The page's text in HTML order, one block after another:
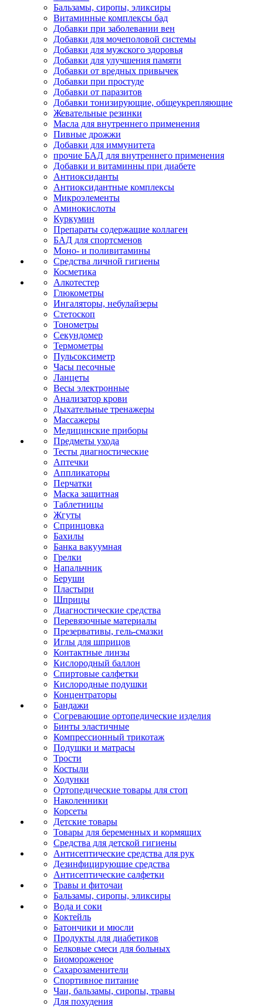
Бальзамы, сиропы, эликсиры
Витаминные комплексы бад
Добавки при заболевании вен
Добавки для мочеполовой системы
Добавки для мужского здоровья
Добавки для улучшения памяти
Добавки от вредных привычек
Добавки при простуде
Добавки от паразитов
Добавки тонизирующие, общеукрепляющие
Жевательные резинки
Масла для внутреннего применения
Пивные дрожжи
Добавки для иммунитета
прочие БАД для внутреннего применения
Добавки и витаминны при диабете
Антиоксиданты
Антиоксидантные комплексы
Микроэлементы
Аминокислоты
Куркумин
Препараты содержащие коллаген
БАД для спортсменов
Моно- и поливитамины
Средства личной гигиены
Косметика
Алкотестер
Глюкометры
Ингаляторы, небулайзеры
Стетоскоп
Тонометры
Секундомер
Термометры
Пульсоксиметр
Часы песочные
Ланцеты
Весы электронные
Анализатор крови
Дыхательные тренажеры
Массажеры
Медицинские приборы
Предметы ухода
Тесты диагностические
Аптечки
Аппликаторы
Перчатки
Маска защитная
Таблетницы
Жгуты
Спринцовка
Бахилы
Банка вакуумная
Грелки
Напальчник
Беруши
Пластыри
Шприцы
Диагностические средства
Перевязочные материалы
Презервативы, гель-смазки
Иглы для шприцов
Контактные линзы
Кислородный баллон
Спиртовые салфетки
Кислородные подушки
Концентраторы
Бандажи
Согревающие ортопедические изделия
Бинты эластичные
Компрессионный трикотаж
Подушки и матрасы
Трости
Костыли
Ходунки
Ортопедические товары для стоп
Наколенники
Корсеты
Детские товары
Товары для беременных и кормящих
Средства для детской гигиены
Антисептические средства для рук
Дезинфицирующие средства
Антисептические салфетки
Травы и фиточаи
Бальзамы, сиропы, эликсиры
Вода и соки
Коктейль
Батончики и мюсли
Продукты для диабетиков
Белковые смеси для больных
Биомороженое
Сахарозаменители
Спортивное питание
Чаи, бальзамы, сиропы, травы
Для похудения